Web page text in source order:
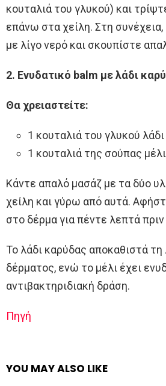
κουταλιά του γλυκού) και
επάνω στα χείλη. Στη συνέχεια,
με λίγο νερό και σκουπίστε
2. Ενυδατικό balm με λάδι
Θα χρειαστείτε:
1 κουταλιά του γλυκού
1 κουταλιά της σούπας μέλι
Κάντε απαλό μασάζ με τα δύο
χείλη και γύρω από αυτά.
στο δέρμα για πέντε λεπτά
Το λάδι καρύδας αποκαθιστά τη
δέρματος, ενώ το μέλι έχει
αντιβακτηριδιακή δράση.
Πηγή
YOU MAY ALSO LIKE